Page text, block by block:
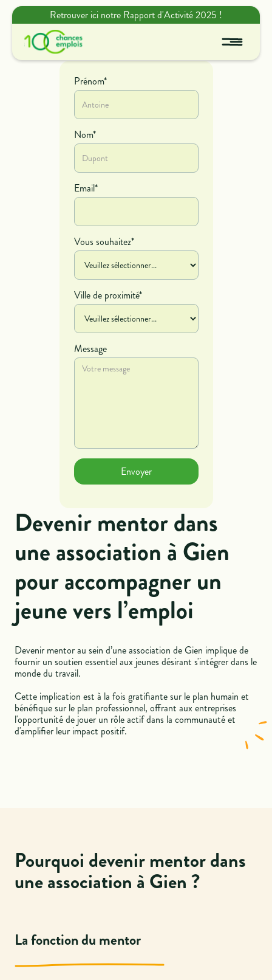
Retrouver ici notre Rapport d'Activité 2025 !
Prénom*
Nom*
Email*
Vous souhaitez*
Ville de proximité*
Message
Devenir mentor dans
une association à Gien
pour accompagner un
jeune vers l’emploi
Devenir mentor au sein d’une association de Gien implique de
fournir un soutien essentiel aux jeunes désirant s'intégrer dans le
monde du travail.
Cette implication est à la fois gratifiante sur le plan humain et
bénéfique sur le plan professionnel, offrant aux entreprises
l'opportunité de jouer un rôle actif dans la communauté et
d'amplifier leur impact positif.
Pourquoi devenir mentor dans
une association à Gien ?
La fonction du mentor